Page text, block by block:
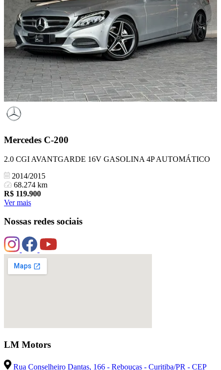
Mercedes C-200
2.0 CGI AVANTGARDE 16V GASOLINA 4P AUTOMÁTICO
2014/2015
68.274 km
R$ 119.900
Ver mais
Nossas redes sociais
LM Motors
Rua Conselheiro Dantas, 166 - Rebouças - Curitiba/PR - CEP